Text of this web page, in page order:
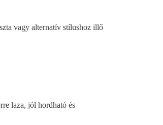
vagy alternatív stílushoz illő
laza, jól hordható és